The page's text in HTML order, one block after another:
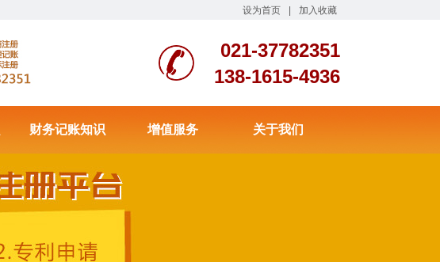
设为首页 加入收藏
021-37782351
138-1615-4936
财务记账知识 增值服务 关于我们